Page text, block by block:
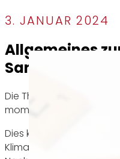
3. JANUAR 2024
Allgemeines
Die Thematik der
momentan zunehmend
Dies kann sowohl auf
Klimawandels und den